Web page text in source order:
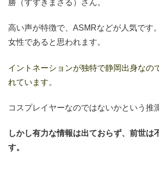
勝（すずきまさる）さん。
高い声が特徴で、ASMRなどが人気です
女性であると思われます。
イントネーションが独特で静岡出身なの
れています。
コスプレイヤーなのではないかという推
しかし有力な情報は出ておらず、前世は
す。